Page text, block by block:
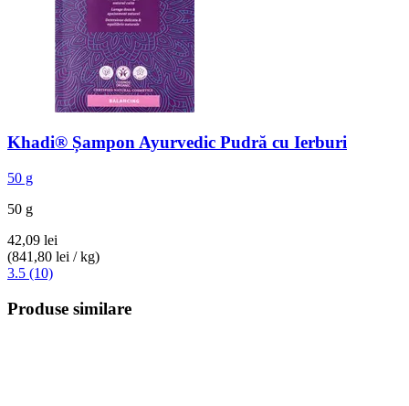
Khadi® Șampon Ayurvedic Pudră cu Ierburi
50 g
50 g
42,09 lei
(841,80 lei / kg)
3.5 (10)
Produse similare